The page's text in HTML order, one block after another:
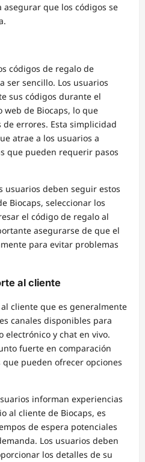
que los códigos se
códigos de regalo de
ser sencillo. Los usuarios
sus códigos durante el
web de Biocaps, lo que
errores. Esta simplicidad
atrae a los usuarios a
que pueden requerir pasos
usuarios deben seguir estos
Biocaps, seleccionar los
el código de regalo al
asegurarse de que el
para evitar problemas
al cliente
cliente que es generalmente
canales disponibles para
electrónico y chat en vivo.
fuerte en comparación
pueden ofrecer opciones
informan experiencias
al cliente de Biocaps, es
de espera potenciales
Los usuarios deben
los detalles de su